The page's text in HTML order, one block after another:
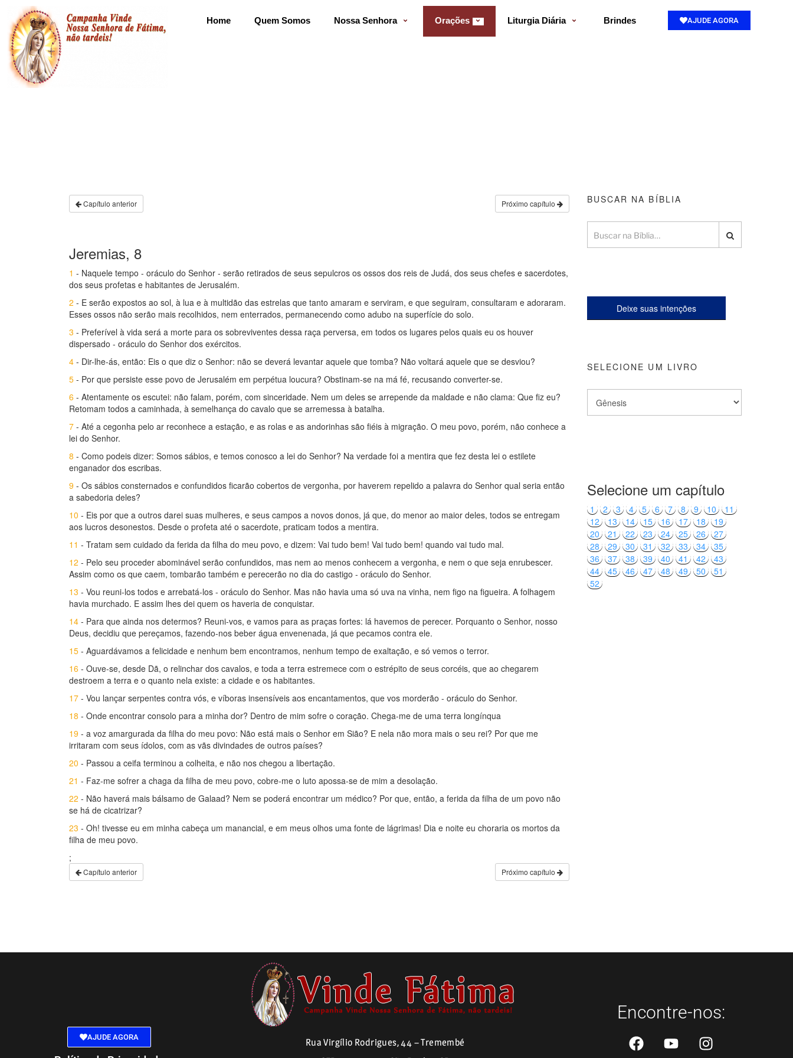
Home Quem Somos Nossa Senhora Orações Liturgia Diária Brindes AJUDE AGORA
Capítulo anterior Próximo capítulo
Jeremias, 8
1 - Naquele tempo - oráculo do Senhor - serão retirados de seus sepulcros os ossos dos reis de Judá, dos seus chefes e sacerdotes,
dos seus profetas e habitantes de Jerusalém.
2 - E serão expostos ao sol, à lua e à multidão das estrelas que tanto amaram e serviram, e que seguiram, consultaram e adoraram.
Esses ossos não serão mais recolhidos, nem enterrados, permanecendo como adubo na superfície do solo.
3 - Preferível à vida será a morte para os sobreviventes dessa raça perversa, em todos os lugares pelos quais eu os houver
dispersado - oráculo do Senhor dos exércitos.
4 - Dir-lhe-ás, então: Eis o que diz o Senhor: não se deverá levantar aquele que tomba? Não voltará aquele que se desviou?
5 - Por que persiste esse povo de Jerusalém em perpétua loucura? Obstinam-se na má fé, recusando converter-se.
6 - Atentamente os escutei: não falam, porém, com sinceridade. Nem um deles se arrepende da maldade e não clama: Que fiz eu?
Retomam todos a caminhada, à semelhança do cavalo que se arremessa à batalha.
7 - Até a cegonha pelo ar reconhece a estação, e as rolas e as andorinhas são fiéis à migração. O meu povo, porém, não conhece a
lei do Senhor.
8 - Como podeis dizer: Somos sábios, e temos conosco a lei do Senhor? Na verdade foi a mentira que fez desta lei o estilete
enganador dos escribas.
9 - Os sábios consternados e confundidos ficarão cobertos de vergonha, por haverem repelido a palavra do Senhor qual seria então
a sabedoria deles?
10 - Eis por que a outros darei suas mulheres, e seus campos a novos donos, já que, do menor ao maior deles, todos se entregam
aos lucros desonestos. Desde o profeta até o sacerdote, praticam todos a mentira.
11 - Tratam sem cuidado da ferida da filha do meu povo, e dizem: Vai tudo bem! Vai tudo bem! quando vai tudo mal.
12 - Pelo seu proceder abominável serão confundidos, mas nem ao menos conhecem a vergonha, e nem o que seja enrubescer.
Assim como os que caem, tombarão também e perecerão no dia do castigo - oráculo do Senhor.
13 - Vou reuni-los todos e arrebatá-los - oráculo do Senhor. Mas não havia uma só uva na vinha, nem figo na figueira. A folhagem
havia murchado. E assim lhes dei quem os haveria de conquistar.
14 - Para que ainda nos determos? Reuni-vos, e vamos para as praças fortes: lá havemos de perecer. Porquanto o Senhor, nosso
Deus, decidiu que pereçamos, fazendo-nos beber água envenenada, já que pecamos contra ele.
15 - Aguardávamos a felicidade e nenhum bem encontramos, nenhum tempo de exaltação, e só vemos o terror.
16 - Ouve-se, desde Dã, o relinchar dos cavalos, e toda a terra estremece com o estrépito de seus corcéis, que ao chegarem
destroem a terra e o quanto nela existe: a cidade e os habitantes.
17 - Vou lançar serpentes contra vós, e víboras insensíveis aos encantamentos, que vos morderão - oráculo do Senhor.
18 - Onde encontrar consolo para a minha dor? Dentro de mim sofre o coração. Chega-me de uma terra longínqua
19 - a voz amargurada da filha do meu povo: Não está mais o Senhor em Sião? E nela não mora mais o seu rei? Por que me
irritaram com seus ídolos, com as vãs divindades de outros países?
20 - Passou a ceifa terminou a colheita, e não nos chegou a libertação.
21 - Faz-me sofrer a chaga da filha de meu povo, cobre-me o luto apossa-se de mim a desolação.
22 - Não haverá mais bálsamo de Galaad? Nem se poderá encontrar um médico? Por que, então, a ferida da filha de um povo não
se há de cicatrizar?
23 - Oh! tivesse eu em minha cabeça um manancial, e em meus olhos uma fonte de lágrimas! Dia e noite eu choraria os mortos da
filha de meu povo.
;
Capítulo anterior Próximo capítulo
BUSCAR NA BÍBLIA
Deixe suas intenções
SELECIONE UM LIVRO
Selecione um capítulo
1 2 3 4 5 6 7 8 9 10
11
12
13 14 15 16 17 18
19
20
21 22 23 24 25 26
27
28
29 30 31 32 33 34
35
36
37 38 39 40 41 42
43
44
45 46 47 48 49 50
51
52
AJUDE AGORA
Rua Virgílio Rodrigues, 44 – Tremembé
Encontre-nos: